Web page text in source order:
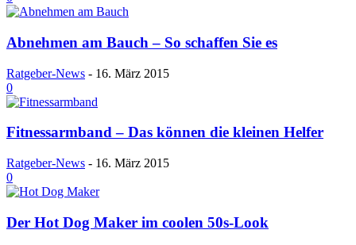
Abnehmen am Bauch – So schaffen Sie es
Ratgeber-News - 16. März 2015
0
Fitnessarmband – Das können die kleinen Helfer
Ratgeber-News - 16. März 2015
0
Der Hot Dog Maker im coolen 50s-Look